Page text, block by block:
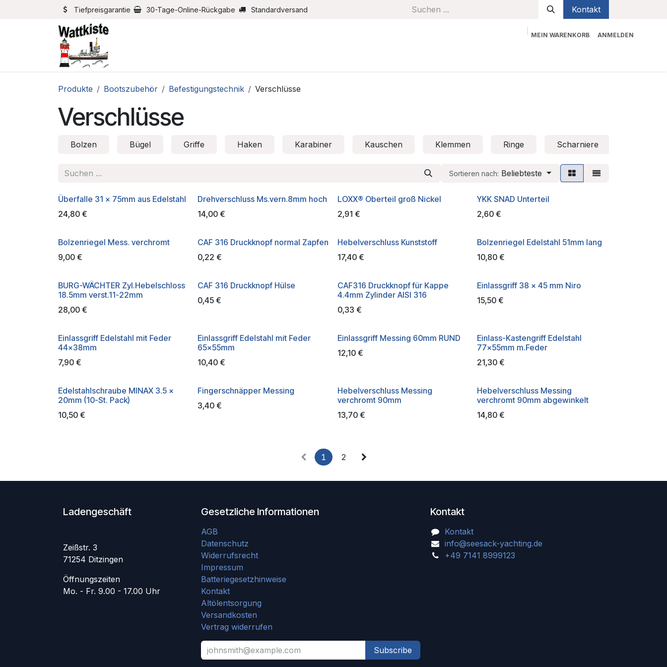
Zum Inhalt springenTiefpreisgarantie 30-Tage-Online-Rückgabe Standardversand Kontakt
MEIN WARENKORB ANMELDEN
Produkte Bootszubehör Befestigungstechnik Verschlüsse
Verschlüsse
Bolzen Bügel Griffe Haken Karabiner Kauschen Klemmen Ringe Scharniere
Sortieren nach: Beliebteste
Überfalle 31 x 75mm aus Edelstahl
24,80 €
Drehverschluss Ms.vern.8mm hoch
14,00 €
LOXX® Oberteil groß Nickel
2,91 €
YKK SNAD Unterteil
2,60 €
Bolzenriegel Mess. verchromt
9,00 €
CAF 316 Druckknopf normal Zapfen
0,22 €
Hebelverschluss Kunststoff
17,40€
Bolzenriegel Edelstahl 51mm lang
10,80 €
BURG-WÄCHTER Zyl.Hebelschloss
18.5mm verst.11-22mm
28,00 €
CAF 316 Druckknopf Hülse
0,45 €
CAF316 Druckknopf für Kappe
4.4mm Zylinder AISI 316
0,33 €
Einlassgriff 38 x 45 mm Niro
15,50 €
Einlassgriff Edelstahl mit Feder
44x38mm
7,90 €
Einlassgriff Edelstahl mit Feder
65x55mm
10,40 €
Einlassgriff Messing 60mm RUND
12,10€
Einlass-Kastengriff Edelstahl
77x55mm m.Feder
21,30 €
Edelstahlschraube MINAX 3.5 x
20mm (10-St. Pack)
10,50 €
Fingerschnäpper Messing
3,40 €
Hebelverschluss Messing
verchromt 90mm
13,70€
Hebelverschluss Messing
verchromt 90mm abgewinkelt
14,80 €
1 2
Ladengeschäft
Zeißstr. 3
71254 Ditzingen
Öffnungszeiten
Mo. - Fr. 9.00 - 17.00 Uhr
Kontakt
Kontakt
info@seesack-yachting.de
+49 7141 8999123
Gesetzliche Informationen
AGB
Datenschutz
Widerrufsrecht
Impressum
Batteriegesetzhinweise
Kontakt
Altölentsorgung
Versandkosten
Vertrag widerrufen
Subscribe